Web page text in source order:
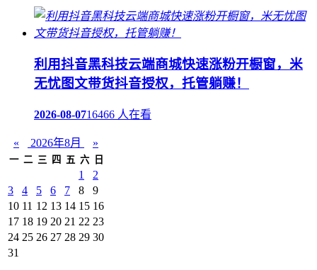
利用抖音黑科技云端商城快速涨粉开橱窗，米
无忧图文带货抖音授权，托管躺赚！
2026-08-0716466 人在看
« 2026年8月 »
一 二 三 四 五 六 日
1
2
3
4 5 6 7 8
9
10 11 12 13 14 15 16
17 18 19 20 21 22 23
24 25 26 27 28 29 30
31